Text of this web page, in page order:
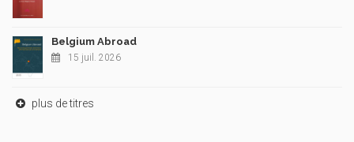
Belgium Abroad
15 juil. 2026
plus de titres